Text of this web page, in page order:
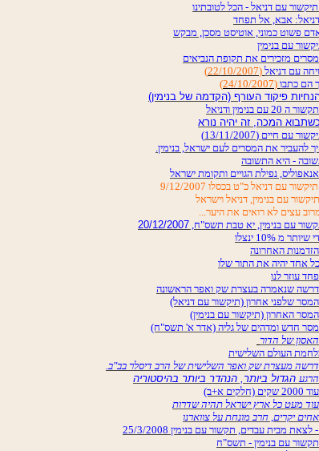
(22/10/2007)
(24/10/2007)
20/12/2007
מסר חדש ומדהים של גליה (אדר א' תשס"ח)
הגדול ביותר, הנהדר ביותר בהיסטוריה